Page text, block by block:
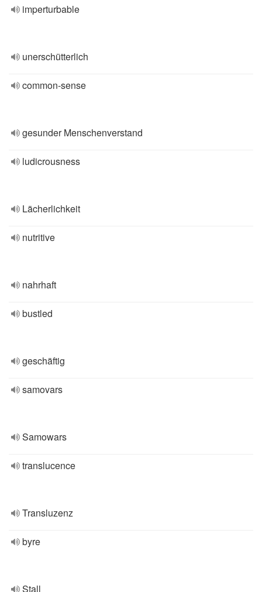
imperturbable
unerschütterlich
common-sense
gesunder Menschenverstand
ludicrousness
Lächerlichkeit
nutritive
nahrhaft
bustled
geschäftig
samovars
Samowars
translucence
Transluzenz
byre
Stall